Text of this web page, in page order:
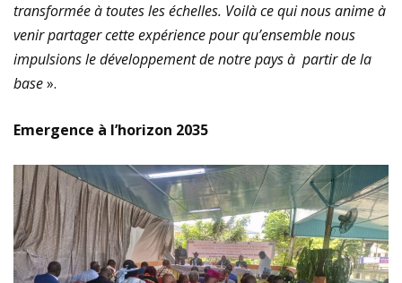
transformée à toutes les échelles. Voilà ce qui nous anime à
venir partager cette expérience pour qu’ensemble nous
impulsions le développement de notre pays à partir de la
base».
Emergence à l’horizon 2035